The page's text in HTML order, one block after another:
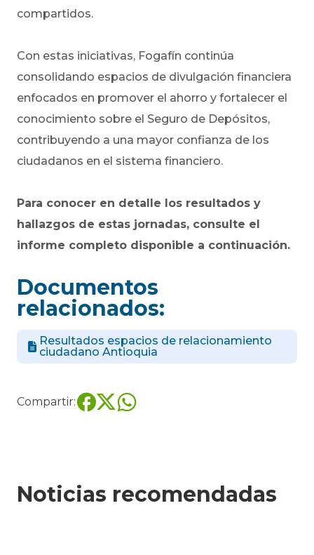
compartidos.
Con estas iniciativas, Fogafín continúa
consolidando espacios de divulgación financiera
enfocados en promover el ahorro y fortalecer el
conocimiento sobre el Seguro de Depósitos,
contribuyendo a una mayor confianza de los
ciudadanos en el sistema financiero.
Para conocer en detalle los resultados y
hallazgos de estas jornadas, consulte el
informe completo disponible a continuación.
Documentos
relacionados:
Resultados espacios de relacionamiento
ciudadano Antioquia
Compartir:
Noticias recomendadas